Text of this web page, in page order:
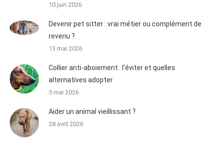
10 juin 2026
Devenir pet sitter : vrai métier ou complément de
revenu ?
13 mai 2026
Collier anti-aboiement : l’éviter et quelles
alternatives adopter
5 mai 2026
Aider un animal vieillissant ?
28 avril 2026